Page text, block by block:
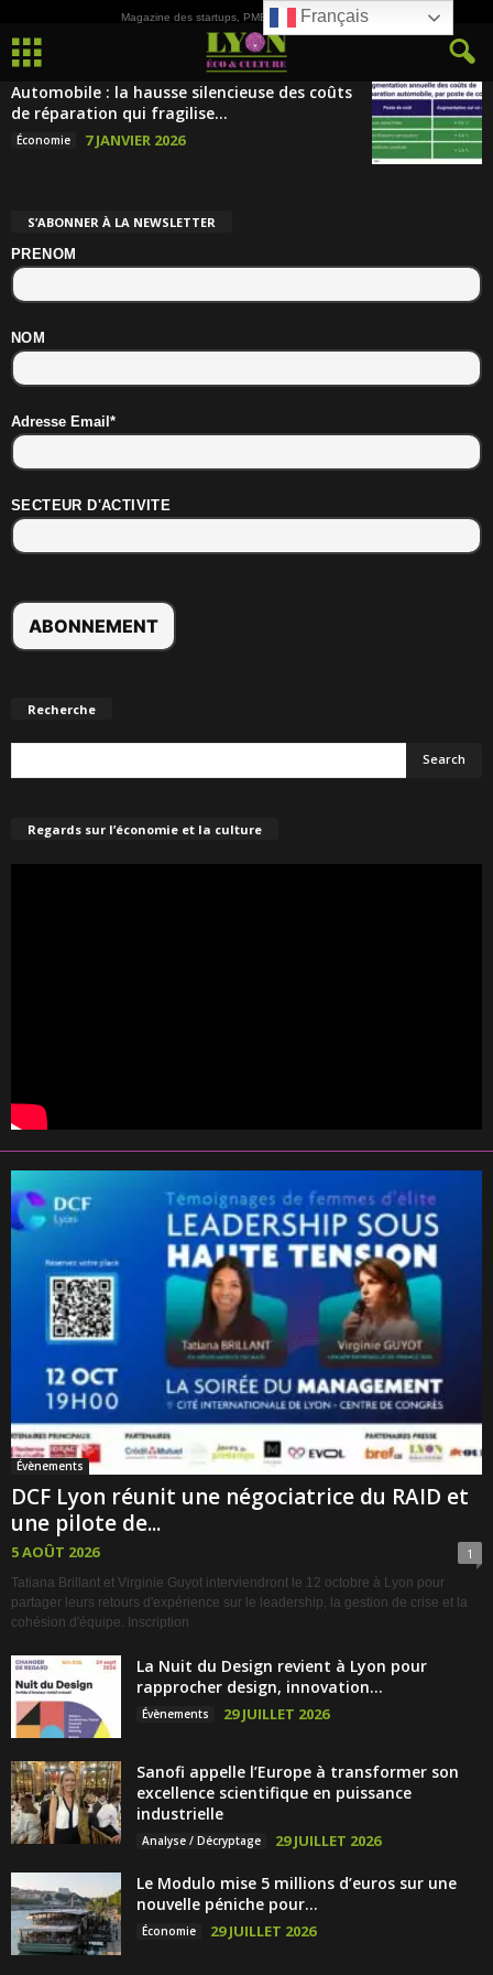
Magazine des startups, PME, ETI et de la Culture
Automobile : la hausse silencieuse des coûts
de réparation qui fragilise...
Économie 7 JANVIER 2026
S’ABONNER À LA NEWSLETTER
PRENOM
NOM
Adresse Email*
SECTEUR D'ACTIVITE
Recherche
Regards sur l’économie et la culture
Évènements
DCF Lyon réunit une négociatrice du RAID et
une pilote de...
5 AOÛT 2026 1
Tatiana Brillant et Virginie Guyot interviendront le 12 octobre à Lyon pour
partager leurs retours d'expérience sur le leadership, la gestion de crise et la
cohésion d'équipe. Inscription
La Nuit du Design revient à Lyon pour
rapprocher design, innovation...
Évènements 29 JUILLET 2026
Sanofi appelle l’Europe à transformer son
excellence scientifique en puissance
industrielle
Analyse / Décryptage 29 JUILLET 2026
Le Modulo mise 5 millions d’euros sur une
nouvelle péniche pour...
Économie 29 JUILLET 2026
Français